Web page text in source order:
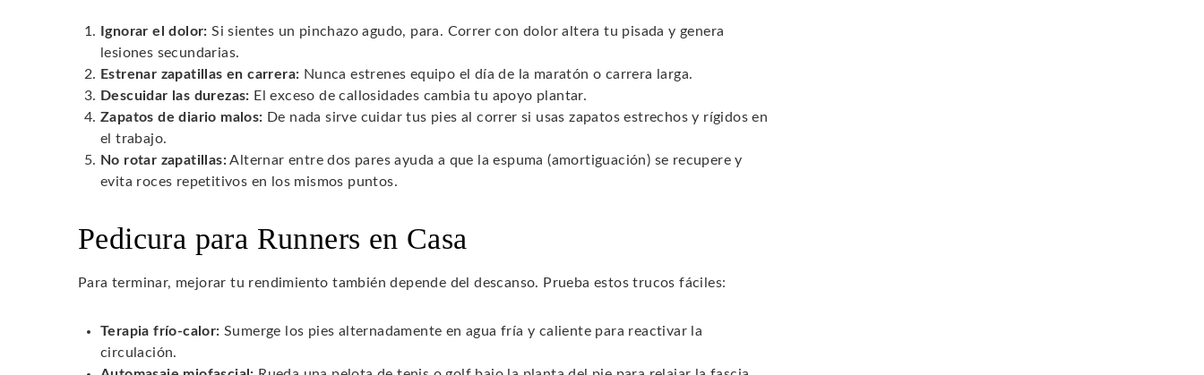
Ignorar el dolor: Si sientes un pinchazo agudo, para. Correr con dolor altera tu pisada y genera
lesiones secundarias.
Estrenar zapatillas en carrera: Nunca estrenes equipo el día de la maratón o carrera larga.
Descuidar las durezas: El exceso de callosidades cambia tu apoyo plantar.
Zapatos de diario malos: De nada sirve cuidar tus pies al correr si usas zapatos estrechos y rígidos en
el trabajo.
No rotar zapatillas:Alternar entre dos pares ayuda a que la espuma (amortiguación) se recupere y
evita roces repetitivos en los mismos puntos.
Pedicura para Runners en Casa
Para terminar, mejorar tu rendimiento también depende del descanso. Prueba estos trucos fáciles:
Terapia frío-calor: Sumerge los pies alternadamente en agua fría y caliente para reactivar la
circulación.